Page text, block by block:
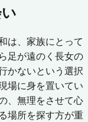
は、家族にとって
足が遠のく長女の
かないという選択
場に身を置いてい
、無理をさせて心
場所を探す方が重